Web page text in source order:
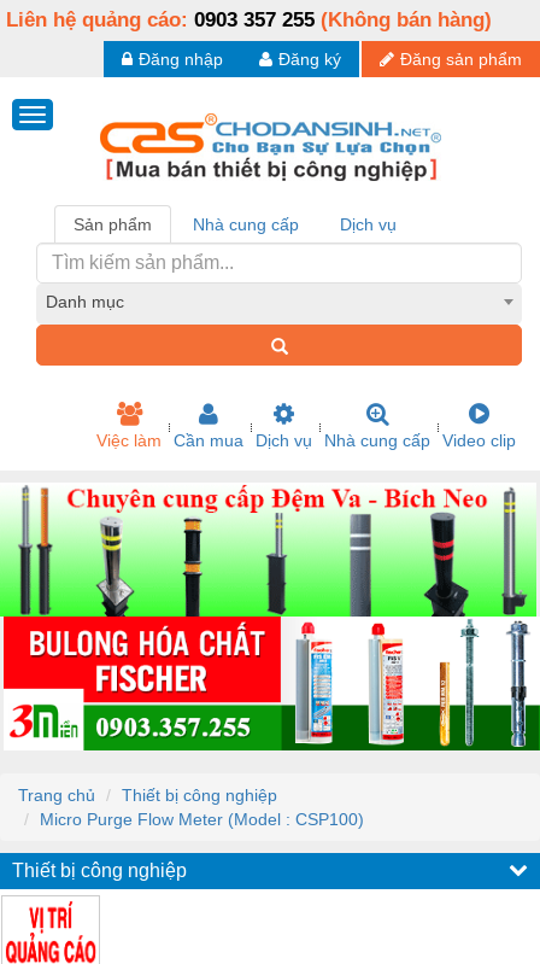
Liên hệ quảng cáo: 0903 357 255 (Không bán hàng)
Đăng sản phẩm
Đăng ký
Đăng nhập
Sản phẩm Nhà cung cấp Dịch vụ
Danh mục
Việc làm Cần mua Dịch vụ Nhà cung cấp Video clip
Trang chủ
Thiết bị công nghiệp
Micro Purge Flow Meter (Model : CSP100)
Thiết bị công nghiệp